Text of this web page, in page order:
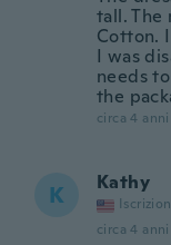
tall. The
Cotton.
I was
needs
the
circa 4
K Kathy
circa 4